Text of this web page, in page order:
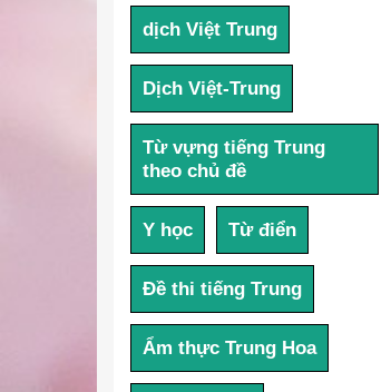
dịch Việt Trung
Dịch Việt-Trung
Từ vựng tiếng Trung
theo chủ đề
Y học Từ điển
Đề thi tiếng Trung
Ẩm thực Trung Hoa